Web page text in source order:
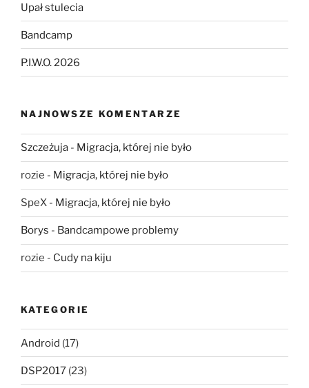
Upał stulecia
Bandcamp
P.I.W.O. 2026
NAJNOWSZE KOMENTARZE
Szczeżuja - Migracja, której nie było
rozie - Migracja, której nie było
SpeX - Migracja, której nie było
Borys - Bandcampowe problemy
rozie - Cudy na kiju
KATEGORIE
Android (17)
DSP2017 (23)